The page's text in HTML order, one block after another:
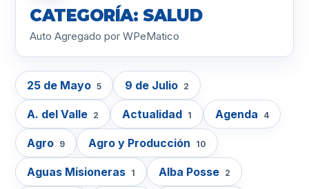
CATEGORÍA: SALUD
Auto Agregado por WPeMatico
25 de Mayo 5 9 de Julio 2
A. del Valle 2 Actualidad 1 Agenda 4
Agro 9 Agro y Producción 10
Aguas Misioneras 1 Alba Posse 2